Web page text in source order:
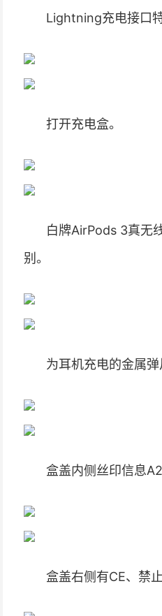
Lightning充电接口特
打开充电盒。
白牌AirPods 3真无
别。
为耳机充电的金属弹
盒盖内侧丝印信息
盒盖右侧有CE、禁